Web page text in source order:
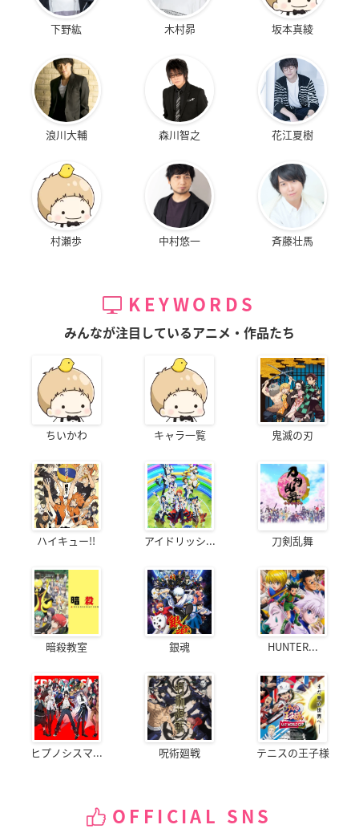
下野紘 木村昴 坂本真綾
浪川大輔 森川智之 花江夏樹
村瀬歩 中村悠一 斉藤壮馬
KEYWORDS
みんなが注目しているアニメ・作品たち
ちいかわ キャラ一覧 鬼滅の刃
ハイキュー!! アイドリッシ... 刀剣乱舞
暗殺教室 銀魂 HUNTER...
ヒプノシスマ... 呪術廻戦 テニスの王子様
OFFICIAL SNS